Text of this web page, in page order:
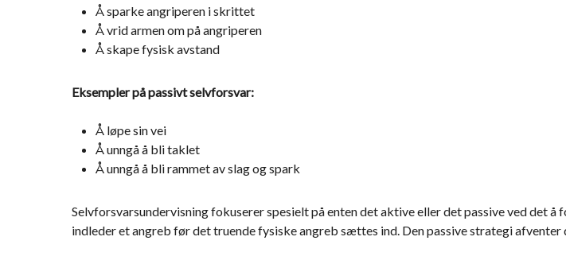
Å sparke angriperen i skrittet
Å vrid armen om på angriperen
Å skape fysisk avstand
Eksempler på passivt selvforsvar:
Å løpe sin vei
Å unngå å bli taklet
Å unngå å bli rammet av slag og spark
Selvforsvarsundervisning fokuserer spesielt på enten det aktive eller det passive ved det
indleder et angreb før det truende fysiske angreb sættes ind. Den passive strategi